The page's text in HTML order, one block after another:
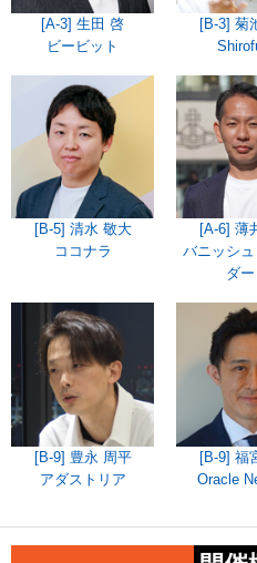
[A-3] 生田 啓
ビービット
[B-3] 菊
[B-5] 清水 敬大
ココナラ
[A-6] 薄
バニッシ
ダー
[B-9] 豊永 周平
アダストリア
[B-9] 福
Oracle